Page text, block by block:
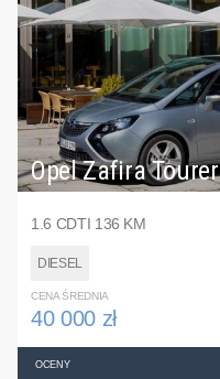
Opel Zafira Tourer
1.6 CDTI 136 KM
DIESEL
CENA ŚREDNIA
40 000 zł
OCENY